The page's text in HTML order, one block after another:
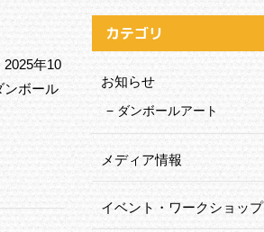
年10
ンボール
カテゴリ
お知らせ
ダンボールアート
メディア情報
イベント・ワークショップ